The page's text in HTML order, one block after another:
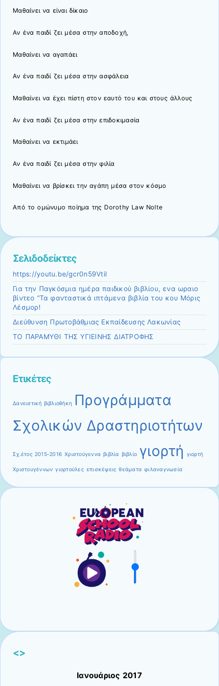
Μαθαίνει να είναι δίκαιο
Αν ένα παιδί ζει μέσα στην αποδοχή,
Μαθαίνει να αγαπάει
Αν ένα παιδί ζει μέσα στην ασφάλεια
Μαθαίνει να έχει πίστη στον εαυτό του και στους άλλους
Αν ένα παιδί ζει μέσα στην επιδοκιμασία
Μαθαίνει να εκτιμάει
Αν ένα παιδί ζει μέσα στην φιλία
Μαθαίνει να βρίσκει την αγάπη μέσα στον κόσμο
Από το ομώνυμο ποίημα της Dorothy Law Nolte
Σελιδοδείκτες
https://youtu.be/gcr0n59VtiI
Για την Παγκόσμια ημέρα παιδικού βιβλίου, ενα ωραιο
βίντεο “Τα φανταστικά ιπτάμενα βιβλία του κου Μόρις
Λέσμορ!
Διεύθυνση Πρωτοβάθμιας Εκπαίδευσης Λακωνίας
ΤΟ ΠΑΡΑΜΥΘΙ ΤΗΣ ΥΓΙΕΙΝΗΣ ΔΙΑΤΡΟΦΗΣ
Ετικέτες
Δανειστική βιβλιοθήκη Προγράμματα
Σχολικών Δραστηριοτήτων
Σχ.έτος 2015-2016 Χριστούγεννα βιβλία βιβλίο γιορτή γιορτή
Χριστουγέννων γιορτούλες επισκέψεις θεάματα φιλαναγνωσία
<>
Ιανουάριος 2017